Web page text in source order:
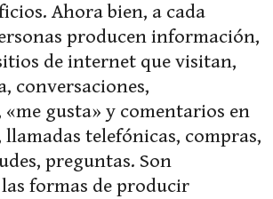
Ahora bien, a cada
producen información,
de internet que visitan,
conversaciones,
gusta» y comentarios en
llamadas telefónicas, compras,
preguntas. Son
formas de producir